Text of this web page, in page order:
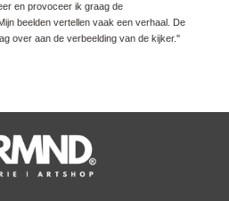
en provoceer ik graag de
beelden vertellen vaak een verhaal. De
over aan de verbeelding van de kijker.''